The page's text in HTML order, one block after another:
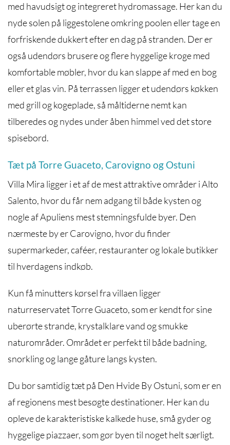
med havudsigt og integreret hydromassage. Her kan du
nyde solen på liggestolene omkring poolen eller tage en
forfriskende dukkert efter en dag på stranden. Der er
også udendørs brusere og flere hyggelige kroge med
komfortable møbler, hvor du kan slappe af med en bog
eller et glas vin. På terrassen ligger et udendørs køkken
med grill og kogeplade, så måltiderne nemt kan
tilberedes og nydes under åben himmel ved det store
spisebord.
Tæt på Torre Guaceto, Carovigno og Ostuni
Villa Mira ligger i et af de mest attraktive områder i Alto
Salento, hvor du får nem adgang til både kysten og
nogle af Apuliens mest stemningsfulde byer. Den
nærmeste by er Carovigno, hvor du finder
supermarkeder, caféer, restauranter og lokale butikker
til hverdagens indkøb.
Kun få minutters kørsel fra villaen ligger
naturreservatet Torre Guaceto, som er kendt for sine
uberørte strande, krystalklare vand og smukke
naturområder. Området er perfekt til både badning,
snorkling og lange gåture langs kysten.
Du bor samtidig tæt på Den Hvide By Ostuni, som er en
af regionens mest besøgte destinationer. Her kan du
opleve de karakteristiske kalkede huse, små gyder og
hyggelige piazzaer, som gør byen til noget helt særligt.